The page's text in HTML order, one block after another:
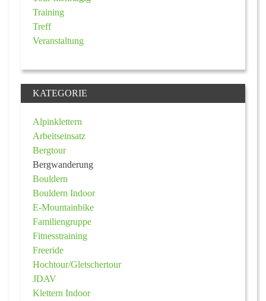
Training
Treff
Veranstaltung
KATEGORIE
Alpinklettern
Arbeitseinsatz
Bergtour
Bergwanderung
Bouldern
Bouldern Indoor
E-Mountainbike
Familiengruppe
Fitnesstraining
Freeride
Hochtour/Gletschertour
JDAV
Klettern Indoor